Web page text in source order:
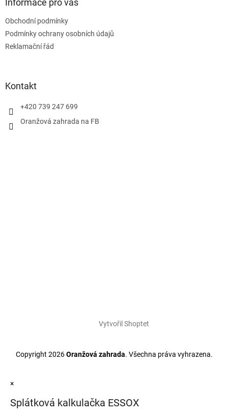
Informace pro vás
Obchodní podmínky
Podmínky ochrany osobních údajů
Reklamační řád
Kontakt
+420 739 247 699
Oranžová zahrada na FB
Vytvořil Shoptet
Copyright 2026Oranžová zahrada. Všechna práva vyhrazena.
×
Splátková kalkulačka ESSOX